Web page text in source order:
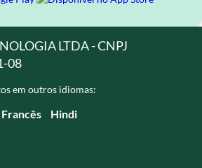
LTDA - CNPJ
08
em outros idiomas:
Francês Hindi